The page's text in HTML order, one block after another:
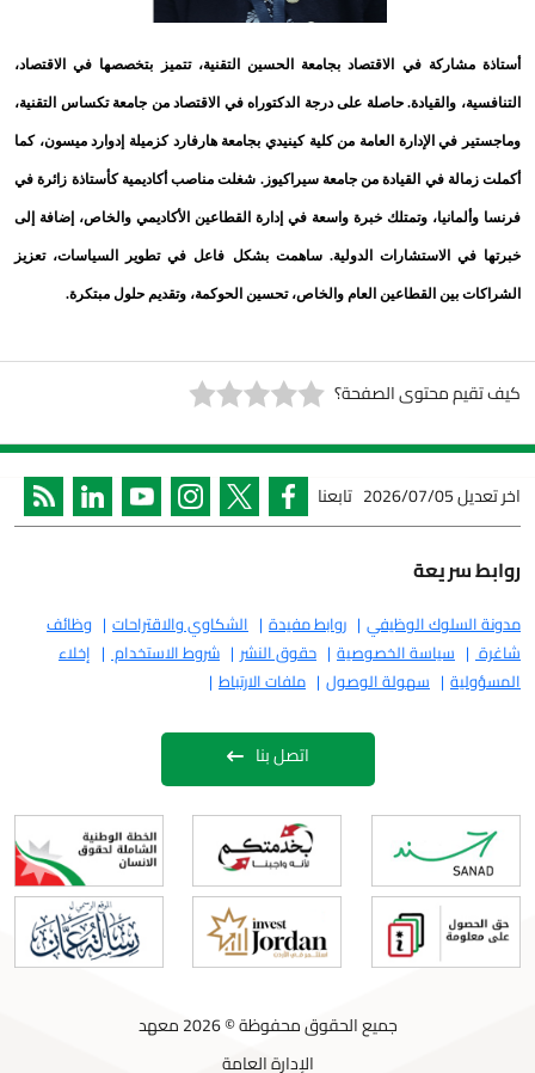
في الاقتصاد بجامعة الحسين التقنية، تتميز بتخصصها في الاقتصاد،
والقيادة. حاصلة على درجة الدكتوراه في الاقتصاد من جامعة تكساس التقنية،
الإدارة العامة من كلية كينيدي بجامعة هارفارد كزميلة إدوارد ميسون، كما
في القيادة من جامعة سيراكيوز. شغلت مناصب أكاديمية كأستاذة زائرة في
وتمتلك خبرة واسعة في إدارة القطاعين الأكاديمي والخاص، إضافة إلى
الاستشارات الدولية. ساهمت بشكل فاعل في تطوير السياسات، تعزيز
القطاعين العام والخاص، تحسين الحوكمة، وتقديم حلول مبتكرة .
محتوى الصفحة؟
2026/07/05 تابعنا
الوظيفي روابط مفيدة الشكاوي والاقتراحات
وظائف
سياسة الخصوصية
حقوق النشر شروط الاستخدام
إخلاء
سهولة الوصول ملفات الارتباط
جميع الحقوق محفوظة © 2026 معهد
الإدارة العامة